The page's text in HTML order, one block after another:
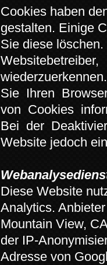
Cookies haben
gestalten. Einige
Sie diese
Websitebetreiber,
Sie Ihren
von Cookies
Bei der
Website jedoch
Diese Website
Analytics.
Mountain View,
der IP-
Adresse von